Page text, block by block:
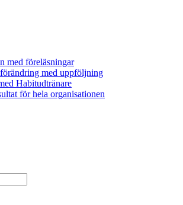
med föreläsningar
med uppföljning
Habitudtränare
för hela organisationen